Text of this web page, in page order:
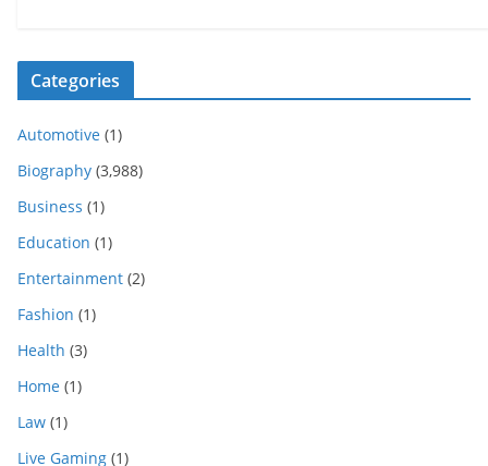
Categories
Automotive (1)
Biography (3,988)
Business (1)
Education (1)
Entertainment (2)
Fashion (1)
Health (3)
Home (1)
Law (1)
Live Gaming (1)